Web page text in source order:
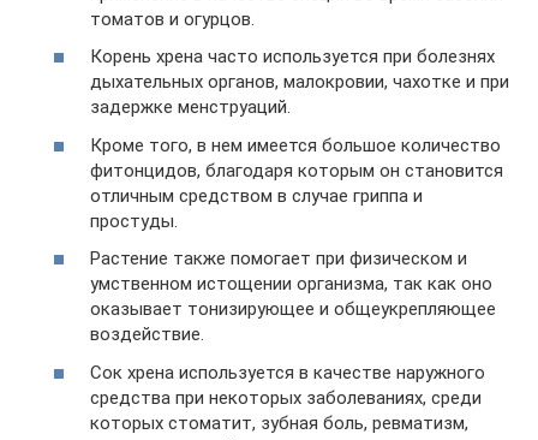
томатов и огурцов.
Корень хрена часто используется при болезнях
дыхательных органов, малокровии, чахотке и при
задержке менструаций.
Кроме того, в нем имеется большое количество
фитонцидов, благодаря которым он становится
отличным средством в случае гриппа и
простуды.
Растение также помогает при физическом и
умственном истощении организма, так как оно
оказывает тонизирующее и общеукрепляющее
воздействие.
Сок хрена используется в качестве наружного
средства при некоторых заболеваниях, среди
которых стоматит, зубная боль, ревматизм,